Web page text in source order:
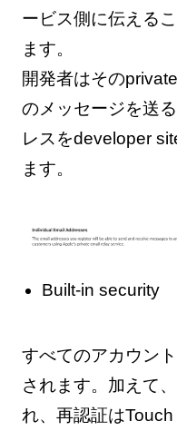
ービス側に伝える
ます。
開発者はその
のメッセージを送
レスをdeveloper
ます。
Built-in security
すべてのアカウン
されます。加えて
れ、再認証は